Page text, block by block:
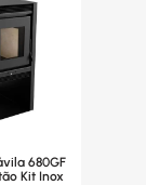
680GF
Kit Inox